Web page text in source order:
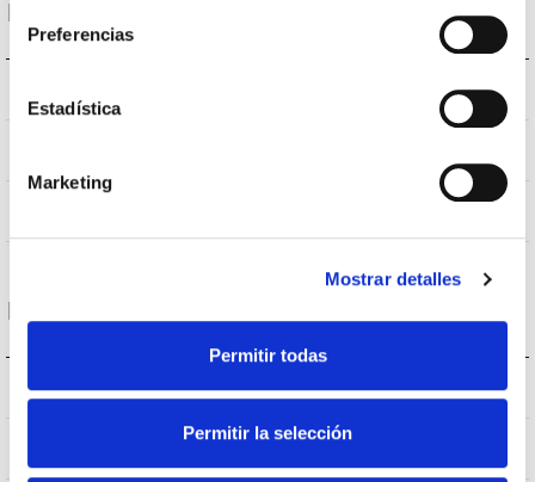
Preferencias
Estadística
Marketing
Mostrar detalles
Permitir todas
Permitir la selección
Données optiques
3.000K
Logement et finition
IK Protection contre des impacts IK09